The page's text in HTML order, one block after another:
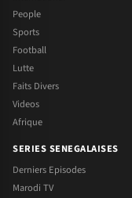
People
Sports
Football
Lutte
Faits Divers
Videos
Afrique
SERIES SENEGALAISES
Derniers Episodes
Marodi TV